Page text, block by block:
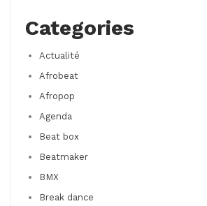
Categories
Actualité
Afrobeat
Afropop
Agenda
Beat box
Beatmaker
BMX
Break dance